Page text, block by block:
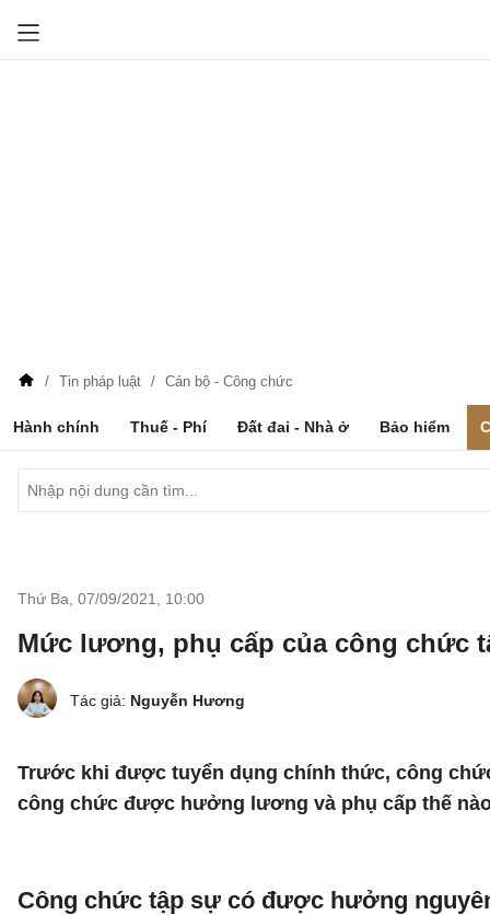
Tin pháp luật Cán bộ - Công chức
Hành chính Thuế - Phí Đất đai - Nhà ở Bảo hiểm
Thứ Ba, 07/09/2021 10:00
Mức lương, phụ cấp của công chức
Tác giả: Nguyễn Hương
Trước khi được tuyển dụng chính thức, công
công chức được hưởng lương và phụ cấp thế
Công chức tập sự có được hưởng